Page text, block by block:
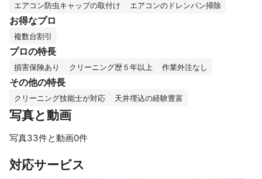
エアコン防虫キャップの取付け
エアコンのドレンパン掃除
お得なプロ
複数台割引
プロの特長
損害保険あり クリーニング歴５年以上 作業外注なし
その他の特長
クリーニング技能士が対応 天井埋込の経験豊富
写真と動画
写真33件と動画0件
対応サービス